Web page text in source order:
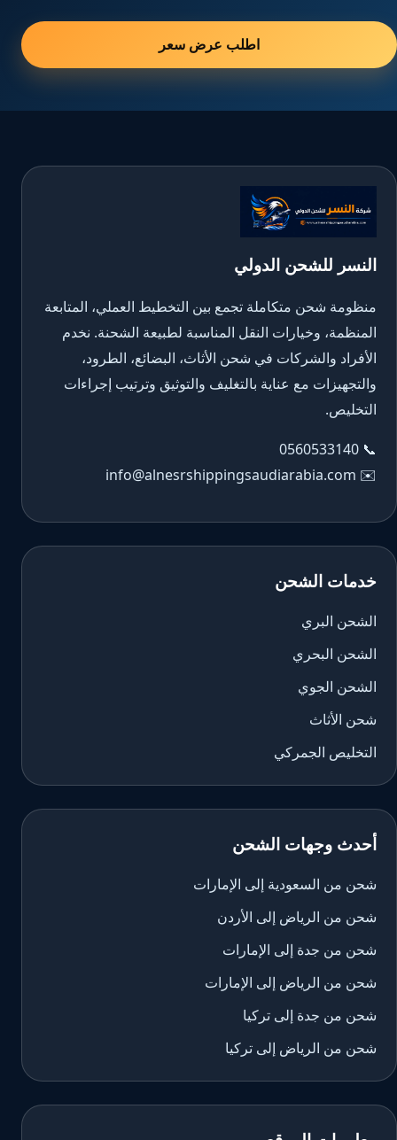
اطلب عرض سعر
النسر للشحن الدولي
منظومة شحن متكاملة تجمع بين التخطيط العملي، المتابعة
المنظمة، وخيارات النقل المناسبة لطبيعة الشحنة. نخدم
الأفراد والشركات في شحن الأثاث، البضائع، الطرود،
والتجهيزات مع عناية بالتغليف والتوثيق وترتيب إجراءات
التخليص.
📞
0560533140
✉️
info@alnesrshippingsaudiarabia.com
خدمات الشحن
الشحن البري
الشحن البحري
الشحن الجوي
شحن الأثاث
التخليص الجمركي
أحدث وجهات الشحن
شحن من السعودية إلى الإمارات
شحن من الرياض إلى الأردن
شحن من جدة إلى الإمارات
شحن من الرياض إلى الإمارات
شحن من جدة إلى تركيا
شحن من الرياض إلى تركيا